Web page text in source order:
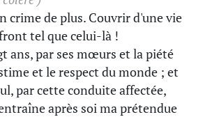
crime de plus. Couvrir d'une vie
tel que celui-là !
ans, par ses mœurs et la piété
et le respect du monde ; et
par cette conduite affectée,
après soi ma prétendue